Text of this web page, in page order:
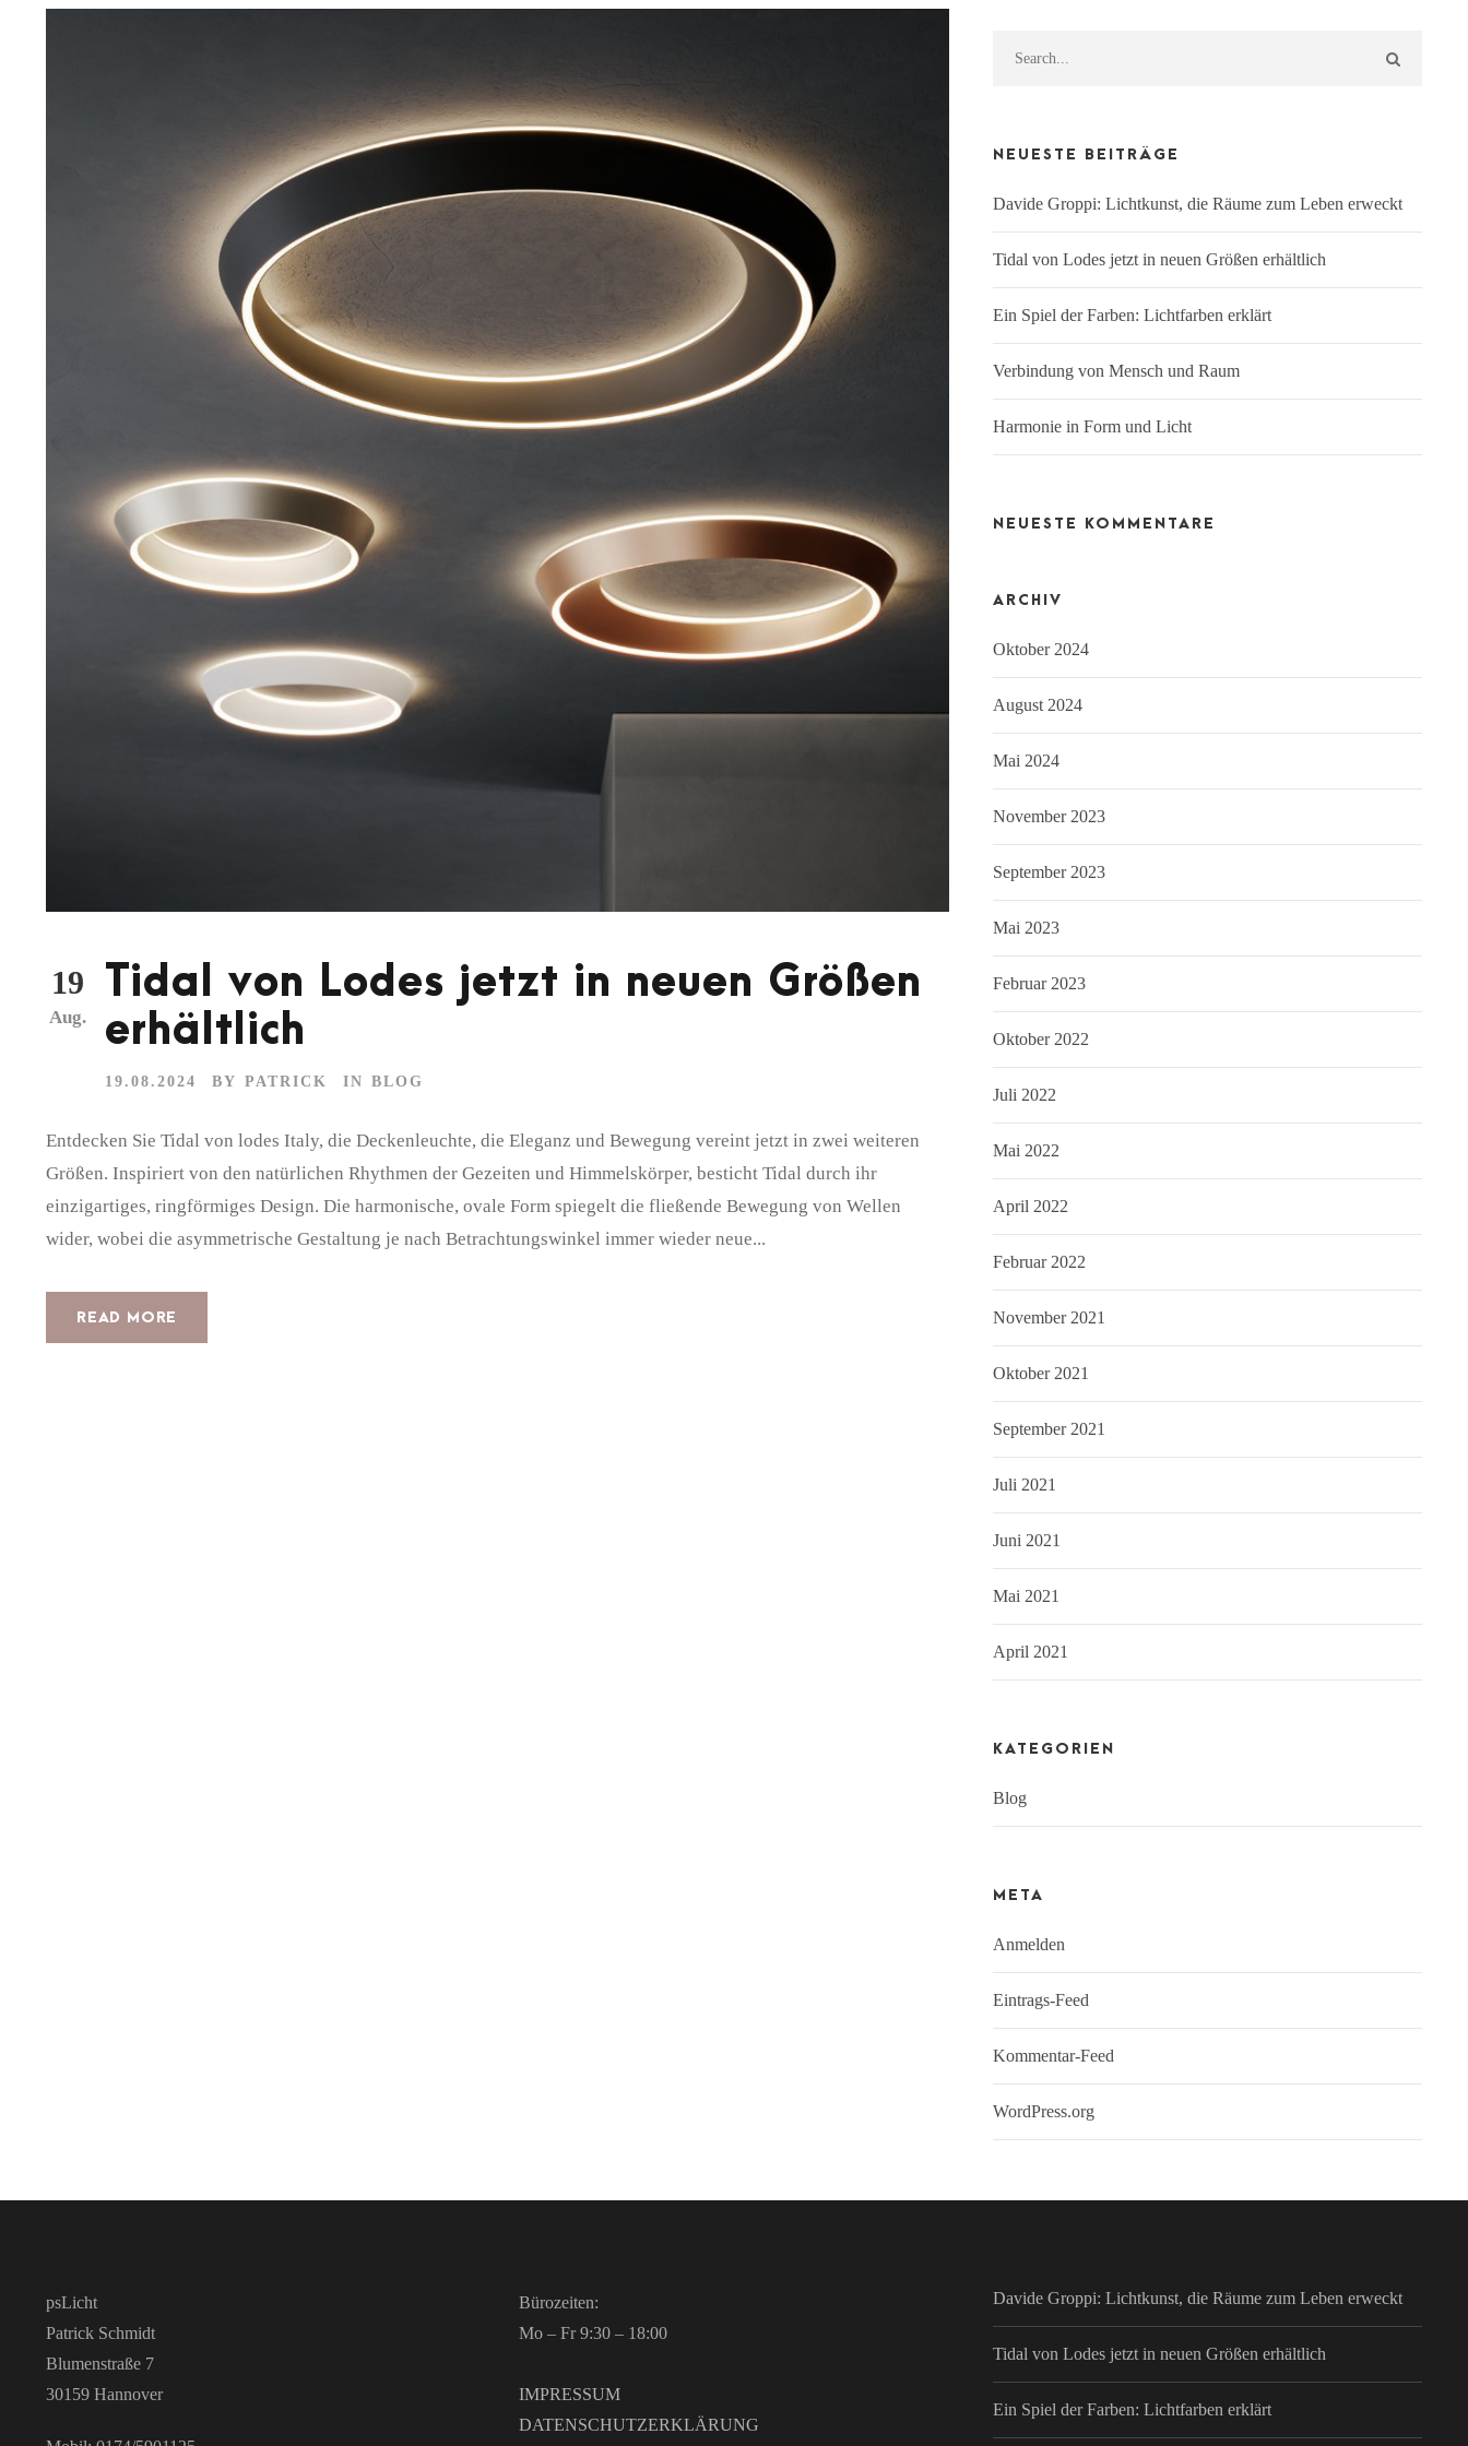
19
Aug.
Tidal von Lodes jetzt in neuen Größen
erhältlich
19.08.2024 BY PATRICK IN BLOG
Entdecken Sie Tidal von lodes Italy, die Deckenleuchte, die Eleganz und Bewegung vereint jetzt in zwei weiteren
Größen. Inspiriert von den natürlichen Rhythmen der Gezeiten und Himmelskörper, besticht Tidal durch ihr
einzigartiges, ringförmiges Design. Die harmonische, ovale Form spiegelt die fließende Bewegung von Wellen
wider, wobei die asymmetrische Gestaltung je nach Betrachtungswinkel immer wieder neue...
READ MORE
NEUESTE BEITRÄGE
Davide Groppi: Lichtkunst, die Räume zum Leben erweckt
Tidal von Lodes jetzt in neuen Größen erhältlich
Ein Spiel der Farben: Lichtfarben erklärt
Verbindung von Mensch und Raum
Harmonie in Form und Licht
NEUESTE KOMMENTARE
ARCHIV
Oktober 2024
August 2024
Mai 2024
November 2023
September 2023
Mai 2023
Februar 2023
Oktober 2022
Juli 2022
Mai 2022
April 2022
Februar 2022
November 2021
Oktober 2021
September 2021
Juli 2021
Juni 2021
Mai 2021
April 2021
KATEGORIEN
Blog
META
Anmelden
Eintrags-Feed
Kommentar-Feed
WordPress.org
psLicht
Patrick Schmidt
Blumenstraße 7
30159 Hannover
Bürozeiten:
Mo – Fr 9:30 – 18:00
IMPRESSUM
DATENSCHUTZERKLÄRUNG
Davide Groppi: Lichtkunst, die Räume zum Leben erweckt
Tidal von Lodes jetzt in neuen Größen erhältlich
Ein Spiel der Farben: Lichtfarben erklärt